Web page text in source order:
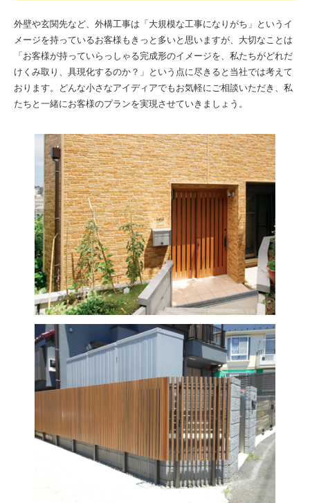
外壁や玄関先など、外構工事は「大規模な工事になりがち」というイ
メージを持っているお客様もきっと多いと思いますが、大切なことは
「お客様が持っていらっしゃる完成形のイメージを、私たちがどれだ
けくみ取り、具現化するのか？」という点に尽きると当社では考えて
おります。どんな小さなアイディアでもお気軽にご相談いただき、私
たちと一緒にお客様のプランを実現させていきましょう。